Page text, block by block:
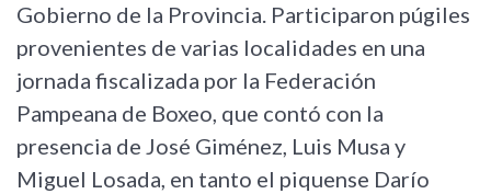
Gobierno de la Provincia. Participaron púgiles
provenientes de varias localidades en una
jornada fiscalizada por la Federación
Pampeana de Boxeo, que contó con la
presencia de José Giménez, Luis Musa y
Miguel Losada, en tanto el piquense Darío